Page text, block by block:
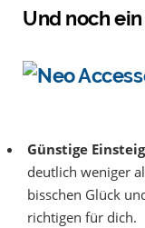
Und noch
Günstige
deutlich weniger
bisschen Glück
richtigen für dich.